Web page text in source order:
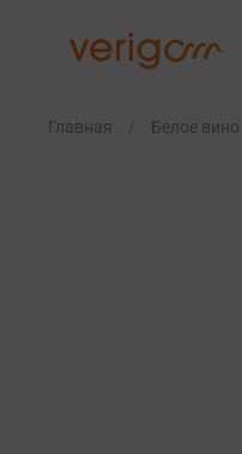
Главная Белое вино